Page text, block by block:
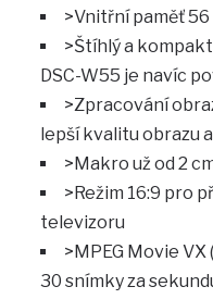
>Vnitřní paměť 56
>Štíhlý a
DSC-W55 je navíc
>Zpracování
lepší kvalitu obrazu
>Makro už od 2
>Režim 16:9 pro
televizoru
>MPEG Movie
30 snímky za